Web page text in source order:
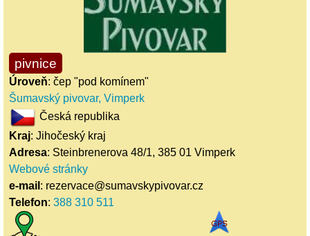
pivnice
Úroveň: čep "pod komínem"
Šumavský pivovar, Vimperk
Česká republika
Kraj: Jihočeský kraj
Adresa: Steinbrenerova 48/1, 385 01 Vimperk
Webové stránky
e-mail : rezervace@sumavskypivovar.cz
Telefon: 388 310 511